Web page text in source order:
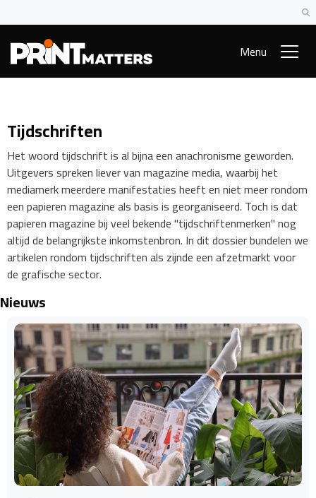
Menu
Tijdschriften
Het woord tijdschrift is al bijna een anachronisme geworden.
Uitgevers spreken liever van magazine media, waarbij het
mediamerk meerdere manifestaties heeft en niet meer rondom
een papieren magazine als basis is georganiseerd. Toch is dat
papieren magazine bij veel bekende "tijdschriftenmerken" nog
altijd de belangrijkste inkomstenbron. In dit dossier bundelen we
artikelen rondom tijdschriften als zijnde een afzetmarkt voor
de grafische sector.
Nieuws